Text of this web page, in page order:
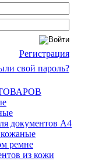
Регистрация
свой пароль?
документов А4
ремне
из кожи